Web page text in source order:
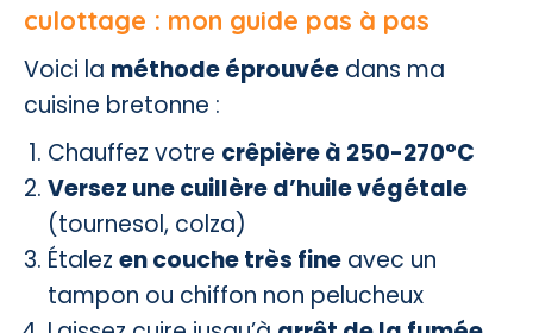
culottage : mon guide pas à pas
Voici la méthode éprouvée dans ma
cuisine bretonne :
Chauffez votre crêpière à 250-270°C
Versez une cuillère d’huile végétale
(tournesol, colza)
Étalez en couche très fine avec un
tampon ou chiffon non pelucheux